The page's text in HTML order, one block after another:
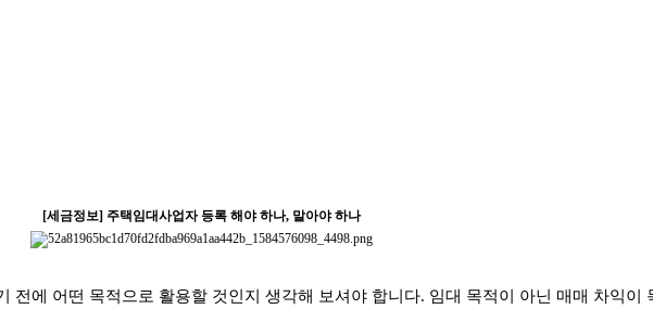
[세금정보] 주택임대사업자 등록 해야 하나, 말아야 하나
전에 어떤 목적으로 활용할 것인지 생각해 보셔야 합니다. 임대 목적이 아닌 매매 차익이